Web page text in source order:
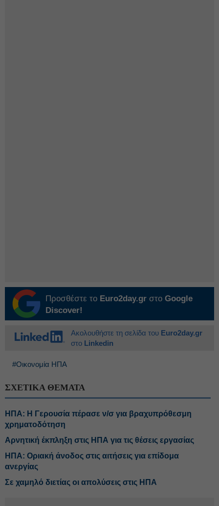
Προσθέστε το Euro2day.gr στο Google
Discover!
Ακολουθήστε τη σελίδα του Euro2day.gr
στο Linkedin
#Οικονομία ΗΠΑ
ΣΧΕΤΙΚΑ ΘΕΜΑΤΑ
ΗΠΑ: Η Γερουσία πέρασε ν/σ για βραχυπρόθεσμη
χρηματοδότηση
Αρνητική έκπληξη στις ΗΠΑ για τις θέσεις εργασίας
ΗΠΑ: Οριακή άνοδος στις αιτήσεις για επίδομα
ανεργίας
Σε χαμηλό διετίας οι απολύσεις στις ΗΠΑ